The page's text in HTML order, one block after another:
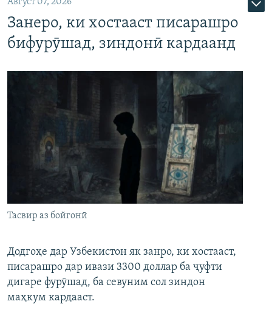
Занеро, ки хостааст писарашро
бифурӯшад, зиндонӣ кардаанд
Тасвир аз бойгонӣ
Додгоҳе дар Узбекистон як занро, ки хостааст,
писарашро дар ивази 3300 доллар ба ҷуфти
дигаре фурӯшад, ба севуним сол зиндон
маҳкум кардааст.